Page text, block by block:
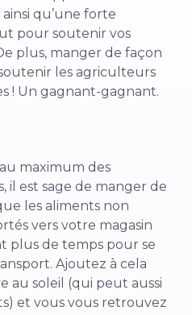
qu’une forte
pour soutenir vos
plus, manger de façon
les agriculteurs
! Un gagnant-gagnant.
maximum des
il est sage de manger de
les aliments non
vers votre magasin
plus de temps pour se
Ajoutez à cela
au soleil (qui peut aussi
et vous vous retrouvez